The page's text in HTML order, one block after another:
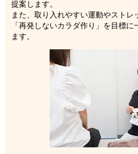
提案します。
また、取り入れやすい運動やストレ
「再発しないカラダ作り」を目標に
ます。